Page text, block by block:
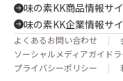
味の素KK商品情報サ
味の素KK企業情報サ
よくあるお問い合わせ
ソーシャルメディアガイド
プライバシーポリシー